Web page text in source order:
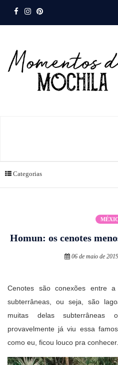
Categorias
Homun: os cenotes
06 de maio de 2019
Cenotes são conexões entre
subterrâneas, ou seja, são
muitas delas subterrâneas
provavelmente já viu essa
como eu, ficou louco pra conhecer.